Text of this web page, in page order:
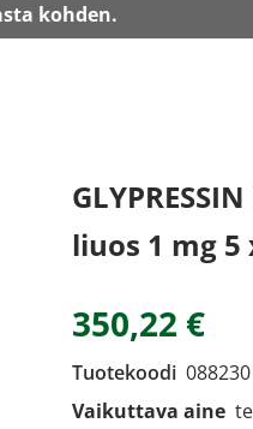
kohden.
liuos 1 mg 5
350,22 €
Tuotekoodi 088230
Vaikuttava aine